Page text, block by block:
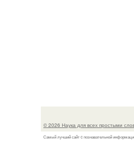
© 2026 Наука для всех простыми
Самый лучший сайт c познавательной